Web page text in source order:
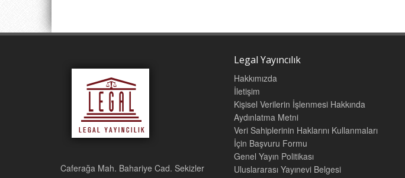
Caferağa Mah. Bahariye Cad. Sekizler
Legal Yayıncılık
Hakkımızda
İletişim
Kişisel Verilerin İşlenmesi Hakkında
Aydınlatma Metni
Veri Sahiplerinin Haklarını Kullanmaları
İçin Başvuru Formu
Genel Yayın Politikası
Uluslararası Yayınevi Belgesi